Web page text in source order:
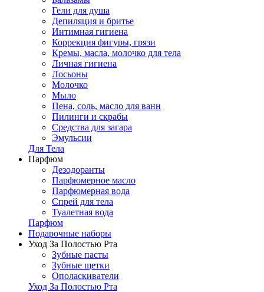
Гели для душа
Депиляция и бритье
Интимная гигиена
Коррекция фигуры, грязи
Кремы, масла, молочко для тела
Личная гигиена
Лосьоны
Молочко
Мыло
Пена, соль, масло для ванн
Пилинги и скрабы
Средства для загара
Эмульсии
Для Тела
Парфюм
Дезодоранты
Парфюмерное масло
Парфюмерная вода
Спрей для тела
Туалетная вода
Парфюм
Подарочные наборы
Уход За Полостью Рта
Зубные пасты
Зубные щетки
Ополаскиватели
Уход За Полостью Рта